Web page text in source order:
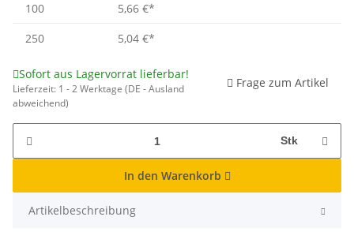
100
5,66 €*
250
5,04 €*
Sofort aus Lagervorrat lieferbar!
Lieferzeit: 1 - 2 Werktage (DE - Ausland
abweichend)
Frage zum Artikel
Stk
In den Warenkorb
Artikelbeschreibung